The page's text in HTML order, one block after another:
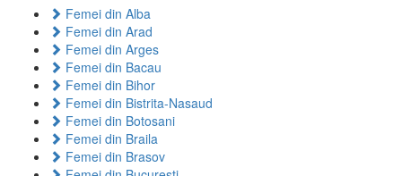
Femei din Alba
Femei din Arad
Femei din Arges
Femei din Bacau
Femei din Bihor
Femei din Bistrita-Nasaud
Femei din Botosani
Femei din Braila
Femei din Brasov